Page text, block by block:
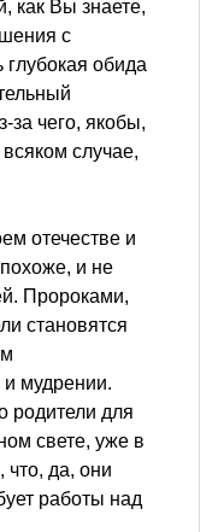
как Вы знаете,
с
глубокая обида
за чего, якобы,
случае,
отечестве и
и не
Пророками,
становятся
мудрении.
родители для
свете, уже в
да, они
работы над